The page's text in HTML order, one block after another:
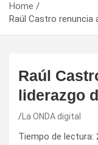
Home
Raúl Castro renuncia
Raúl
liderazgo
La ONDA digital
Tiempo de lectura: